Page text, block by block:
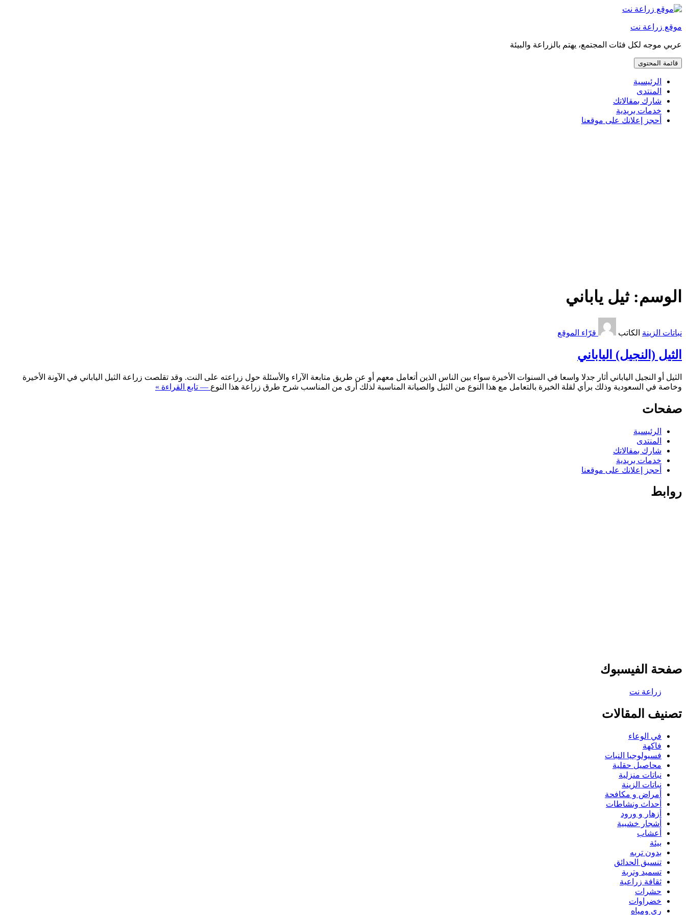
إذهب
إلى
موقع زراعة نت
عربي موجه لكل فئات المجتمع، يهتم بالزراعة والبيئة
قائمة المحتوى
الرئيسية
المنتدى
شارك بمقالاتك
خدمات بريدية
أحجز إعلانك على موقعنا
الوسم:ثيل ياباني
نباتات الزينة الكاتب قرّاء الموقع
الثيل (النجيل) الياباني
الثيل أو النجيل الياباني أثار جدلا واسعا في السنوات الأخيرة سواء بين الناس الذين أتعامل معهم أو عن طريق متابعة الآراء والأسئلة حول زراعته على النت. وقد تقلصت زراعة الثيل الياباني في الآونة الأخيرة
وخاصة في السعودية وذلك برأي لقلة الخبرة بالتعامل مع هذا النوع من الثيل والصيانة المناسبة لذلك أرى من المناسب شرح طرق زراعة هذا النوع — تابع القراءة »
صفحات
الرئيسية
المنتدى
شارك بمقالاتك
خدمات بريدية
أحجز إعلانك على موقعنا
روابط
صفحة الفيسبوك
تصنيف المقالات
في الوعاء
فاكهة
فسيولوجيا النبات
محاصيل حقلية
نباتات منزلية
نباتات الزينة
أمراض و مكافحة
أحداث ونشاطات
أزهار و ورود
أشجار خشبية
أعشاب
بيئة
بدون تربه
تنسيق الحدائق
تسميد وتربة
ثقافة زراعية
حشرات
خضراوات
ري ومياه